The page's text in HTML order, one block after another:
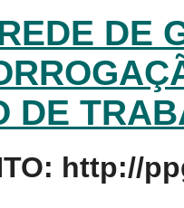
DE
DE
http://